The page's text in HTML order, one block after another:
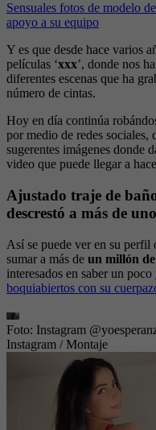
Sensuales fotos de modelo
apoyo a su equipo
Y es que desde hace varios
películas ‘xxx’, donde nos
diferentes escenas que ha
número de cintas.
Hoy en día continúa
por medio de redes sociales,
sugerentes imágenes donde
video que puede llegar a
Ajustado traje de
descrestó a más de uno
Así se puede ver en su perfil
sumar a más de un millón
interesados en saber un poco
boquiabiertos con su
Foto: Instagram
Instagram / Montaje